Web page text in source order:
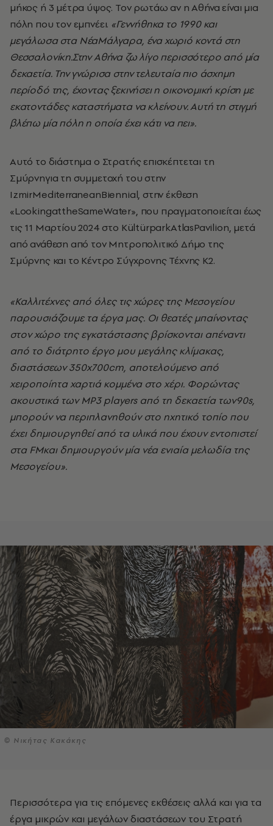
μήκος ή 3 μέτρα ύψος. Τον ρωτάω αν η Αθήνα είναι μια
πόλη που τον εμπνέει. «Γεννήθηκα το 1990 και
μεγάλωσα στα NέαΜάλγαρα, ένα χωριό κοντά στη
Θεσσαλονίκη.Στην Αθήνα ζω λίγο περισσότερο από μία
δεκαετία. Την γνώρισα στην τελευταία πιο άσχημη
περίοδό της, έχοντας ξεκινήσει η οικονομική κρίση με
εκατοντάδες καταστήματα να κλείνουν. Αυτή τη στιγμή
βλέπω μία πόλη η οποία έχει κάτι να πει».
Αυτό το διάστημα ο Στρατής επισκέπτεται τη
Σμύρνηγια τη συμμετοχή του στην
IzmirMediterraneanBiennial, στην έκθεση
«LookingattheSameWater», που πραγματοποιείται έως
τις 11 Μαρτίου 2024 στο KültürparkAtlasPavilion, μετά
από ανάθεση από τον Μητροπολιτικό Δήμο της
Σμύρνης και το Κέντρο Σύγχρονης Τέχνης K2.
«Καλλιτέχνες από όλες τις χώρες της Μεσογείου
παρουσιάζουμε τα έργα μας. Οι θεατές μπαίνοντας
στον χώρο της εγκατάστασης βρίσκονται απέναντι
από το διάτρητο έργο μου μεγάλης κλίμακας,
διαστάσεων 350x700cm, αποτελούμενο από
χειροποίητα χαρτιά κομμένα στο χέρι. Φορώντας
ακουστικά τωνMP3playersαπό τη δεκαετία των90s,
μπορούν να περιπλανηθούν στο ηχητικό τοπίο που
έχει δημιουργηθεί από τα υλικά που έχουν εντοπιστεί
στα FMκαι δημιουργούν μία νέα ενιαία μελωδία της
Μεσογείου».
© Νικήτας Κακάκης
Περισσότερα για τις επόμενες εκθέσεις αλλά και για τα
έργα μικρών και μεγάλων διαστάσεων του Στρατή